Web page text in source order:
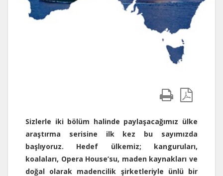
Sizlerle iki bölüm halinde paylaşacağımız ülke
araştırma serisine ilk kez bu sayımızda
başlıyoruz. Hedef ülkemiz; kanguruları,
koalaları, Opera House’su, maden kaynakları ve
doğal olarak madencilik şirketleriyle ünlü bir